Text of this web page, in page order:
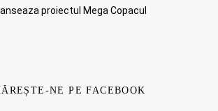
proiectul Mega Copacul
NE PE FACEBOOK